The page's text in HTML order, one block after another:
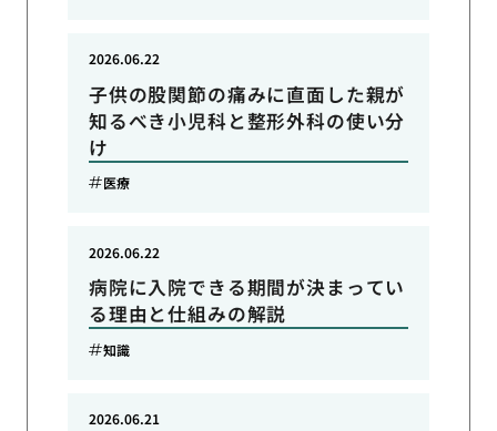
子供の股関節の痛みに直面した親が
知るべき小児科と整形外科の使い分
け
2026.06.22
医療
病院に入院できる期間が決まってい
る理由と仕組みの解説
2026.06.22
知識
2026.06.21